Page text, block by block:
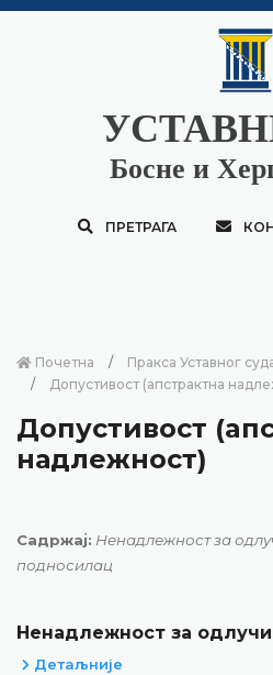
Босне и
ПРЕТРАГА
Почетна
Пракса Уставног
Допустивост (aпстрактна
Допустивост
надлежност)
Садржај: Ненадлежност за
подносилац
Ненадлежност за
Детаљније